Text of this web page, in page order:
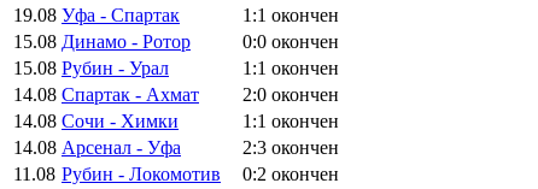
19.08 Уфа - Спартак 1:1 окончен
15.08 Динамо - Ротор 0:0 окончен
15.08 Рубин - Урал 1:1 окончен
14.08 Спартак - Ахмат 2:0 окончен
14.08 Сочи - Химки 1:1 окончен
14.08 Арсенал - Уфа 2:3 окончен
11.08 Рубин - Локомотив 0:2 окончен